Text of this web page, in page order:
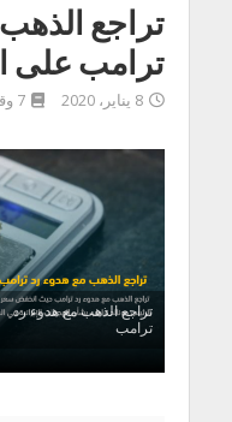
تراجع
ترامب على
8 يناير، 2020 7 وقت القراءة بالدقيقة
تراجع الذهب مع هدوء رد
ترامب